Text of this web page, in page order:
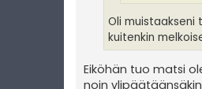
Oli muistaakseni
kuitenkin
Eiköhän tuo matsi
noin